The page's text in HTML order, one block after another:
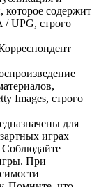
которое содержит
UPG, строго
Images, строго
для
играх
Соблюдайте
При